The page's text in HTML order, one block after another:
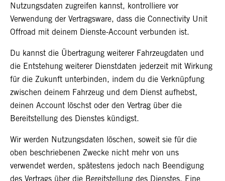
Nutzungsdaten zugreifen kannst, kontrolliere vor
Verwendung der Vertragsware, dass die Connectivity Unit
Offroad mit deinem Dienste-Account verbunden ist.
Du kannst die Übertragung weiterer Fahrzeugdaten und
die Entstehung weiterer Dienstdaten jederzeit mit Wirkung
für die Zukunft unterbinden, indem du die Verknüpfung
zwischen deinem Fahrzeug und dem Dienst aufhebst,
deinen Account löschst oder den Vertrag über die
Bereitstellung des Dienstes kündigst.
Wir werden Nutzungsdaten löschen, soweit sie für die
oben beschriebenen Zwecke nicht mehr von uns
verwendet werden, spätestens jedoch nach Beendigung
des Vertrags über die Bereitstellung des Dienstes. Eine